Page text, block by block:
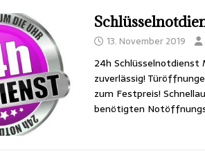
13. November 2019
24h
zuverlässig!
zum Festpreis!
benötigten